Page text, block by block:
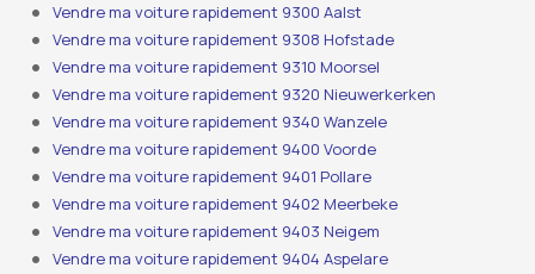
Vendre ma voiture rapidement 9300 Aalst
Vendre ma voiture rapidement 9308 Hofstade
Vendre ma voiture rapidement 9310 Moorsel
Vendre ma voiture rapidement 9320 Nieuwerkerken
Vendre ma voiture rapidement 9340 Wanzele
Vendre ma voiture rapidement 9400 Voorde
Vendre ma voiture rapidement 9401 Pollare
Vendre ma voiture rapidement 9402 Meerbeke
Vendre ma voiture rapidement 9403 Neigem
Vendre ma voiture rapidement 9404 Aspelare